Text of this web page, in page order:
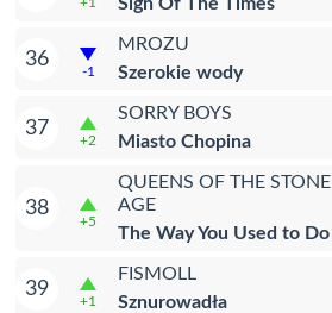
36
-1
MROZU
Szerokie wody
37
+2
SORRY BOYS
Miasto Chopina
38
+5
QUEENS OF THE STONE
AGE
The Way You Used to Do
39
+1
FISMOLL
Sznurowadła